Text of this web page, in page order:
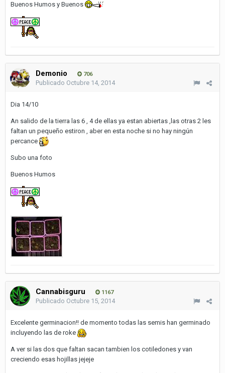
Buenos Humos y Buenos
Demonio 706
Publicado Octubre 14, 2014
Dia 14/10
An salido de la tierra las 6 , 4 de ellas ya estan abiertas ,las otras 2 les
faltan un pequeño estiron , aber en esta noche si no hay ningún
percance
Subo una foto
Buenos Humos
Cannabisguru 1167
Publicado Octubre 15, 2014
Excelente germinacion!! de momento todas las semis han germinado
incluyendo las de roke
A ver si las dos que faltan sacan tambien los cotiledones y van
creciendo esas hojillas jejeje